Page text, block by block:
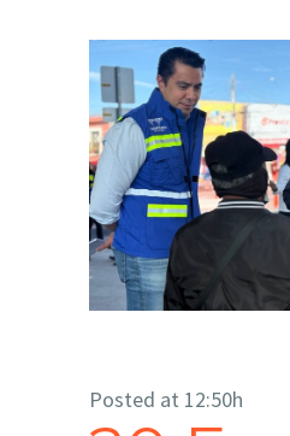
Posted at 12:50h